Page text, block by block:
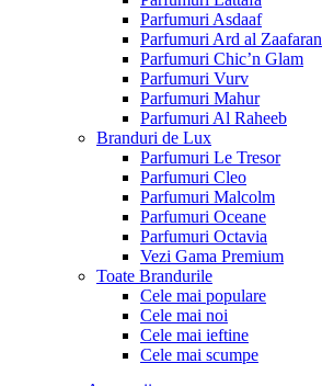
Parfumuri Asdaaf
Parfumuri Ard al Zaafaran
Parfumuri Chic’n Glam
Parfumuri Vurv
Parfumuri Mahur
Parfumuri Al Raheeb
Branduri de Lux
Parfumuri Le Tresor
Parfumuri Cleo
Parfumuri Malcolm
Parfumuri Oceane
Parfumuri Octavia
Vezi Gama Premium
Toate Brandurile
Cele mai populare
Cele mai noi
Cele mai ieftine
Cele mai scumpe